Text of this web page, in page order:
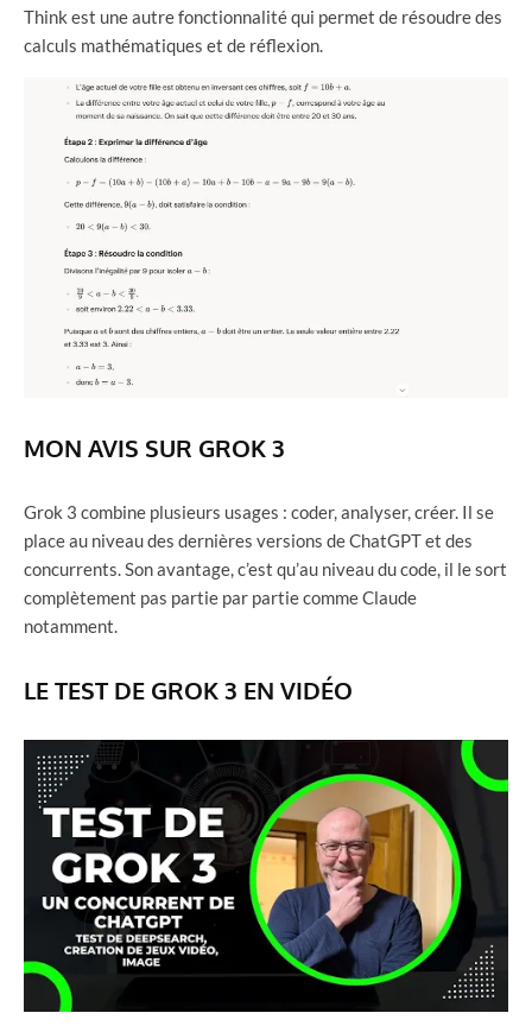
Think est une autre fonctionnalité qui permet de résoudre des
calculs mathématiques et de réflexion.
MON AVIS SUR GROK 3
Grok 3 combine plusieurs usages : coder, analyser, créer. Il se
place au niveau des dernières versions de ChatGPT et des
concurrents. Son avantage, c’est qu’au niveau du code, il le sort
complètement pas partie par partie comme Claude
notamment.
LE TEST DE GROK 3 EN VIDÉO